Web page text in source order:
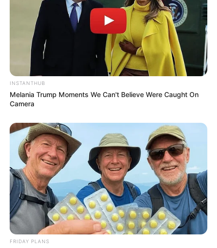
INSTANTHUB
Melania Trump Moments We Can't Believe Were Caught On
Camera
FRIDAY PLANS